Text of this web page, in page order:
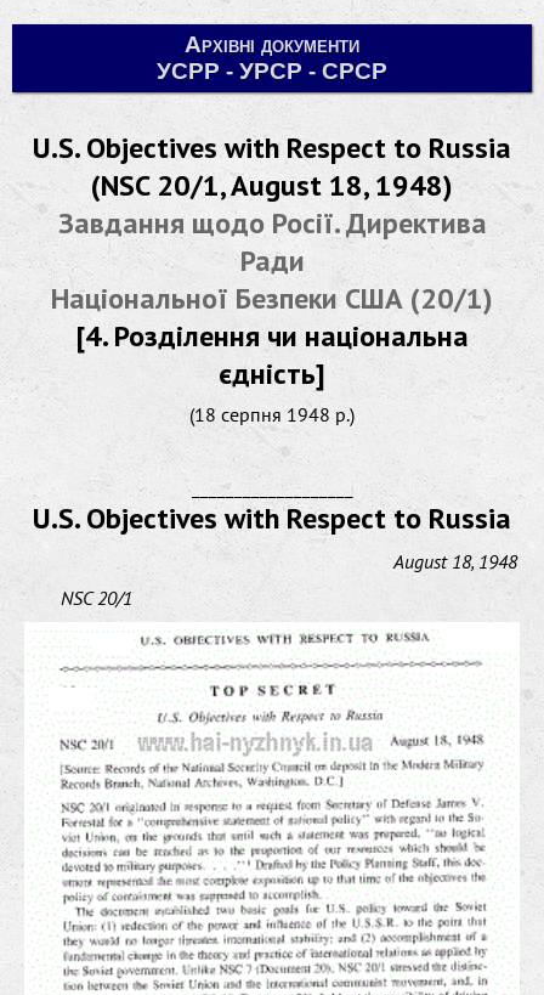
Архівні документи
УСРР - УРСР - СРСР
U.S. Objectives with Respect to Russia
(NSC 20/1, August 18, 1948)
Завдання щодо Росії. Директива
Ради
Національної Безпеки США (20/1)
[4. Розділення чи національна
єдність]
(18 серпня 1948 р.)
___________________
U.S. Objectives with Respect to Russia
August 18, 1948
NSC 20/1